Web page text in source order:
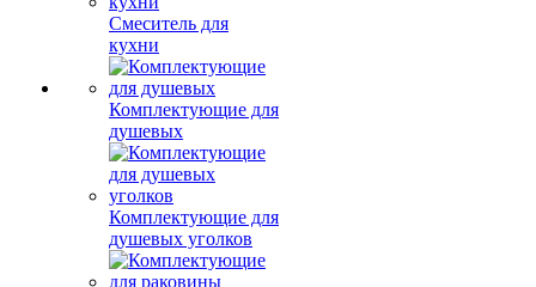
Смеситель для
кухни
Комплектующие для
душевых
Комплектующие для
душевых уголков